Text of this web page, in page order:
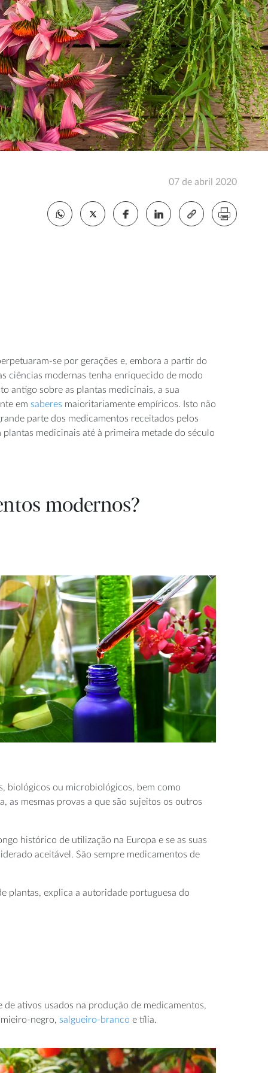
07 de abril 2020
se por gerações e, embora a partir do
ciências modernas tenha enriquecido de modo
antigo sobre as plantas medicinais, a sua
em saberes maioritariamente empíricos. Isto não
parte dos medicamentos receitados pelos
plantas medicinais até à primeira metade do século
modernos?
biológicos ou microbiológicos, bem como
as mesmas provas a que são sujeitos os outros
histórico de utilização na Europa e se as suas
aceitável. São sempre medicamentos de
plantas, explica a autoridade portuguesa do
ativos usados na produção de medicamentos,
negro, salgueiro-branco e tília.